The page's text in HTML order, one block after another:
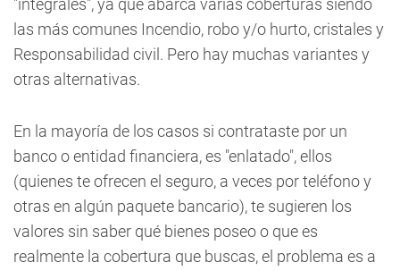
"integrales", ya que abarca varias coberturas siendo
las más comunes Incendio, robo y/o hurto, cristales y
Responsabilidad civil. Pero hay muchas variantes y
otras alternativas.
En la mayoría de los casos si contrataste por un
banco o entidad financiera, es "enlatado", ellos
(quienes te ofrecen el seguro, a veces por teléfono y
otras en algún paquete bancario), te sugieren los
valores sin saber qué bienes poseo o que es
realmente la cobertura que buscas, el problema es a